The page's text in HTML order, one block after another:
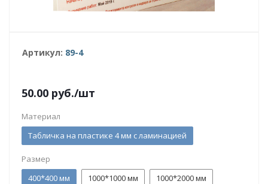
Артикул: 89-4
50.00 руб./шт
Материал
Табличка на пластике 4 мм с ламинацией
Размер
400*400 мм
1000*1000 мм 1000*2000 мм